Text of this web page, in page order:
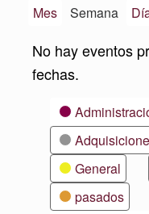
Mes Semana
No hay eventos
fechas.
Categorías
General
pasados